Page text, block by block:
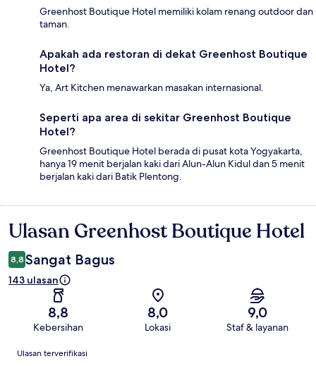
Greenhost Boutique Hotel memiliki kolam renang outdoor dan
taman.
Apakah ada restoran di dekat Greenhost Boutique
Hotel?
Ya, Art Kitchen menawarkan masakan internasional.
Seperti apa area di sekitar Greenhost Boutique
Hotel?
Greenhost Boutique Hotel berada di pusat kota Yogyakarta,
hanya 19 menit berjalan kaki dari Alun-Alun Kidul dan 5 menit
berjalan kaki dari Batik Plentong.
Ulasan
Ulasan Greenhost Boutique Hotel
8,8 Sangat Bagus
143 ulasan
8,8
Kebersihan
8,0
Lokasi
9,0
Staf & layanan
Ulasan
Ulasan terverifikasi